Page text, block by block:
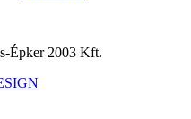
Épker 2003 Kft.